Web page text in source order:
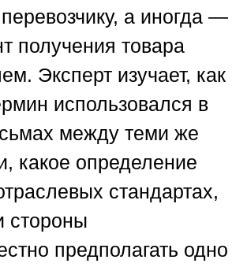
а иногда —
получения товара
Эксперт изучает, как
использовался в
между теми же
какое определение
стандартах,
стороны
предполагать одно